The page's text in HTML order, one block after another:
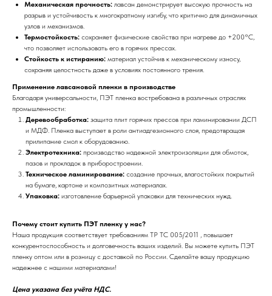
Механическая прочность: лавсан демонстрирует высокую прочность на
разрыв и устойчивость к многократному изгибу, что критично для динамичных
узлов и механизмов.
Термостойкость: сохраняет физические свойства при нагреве до +200°C,
что позволяет использовать его в горячих прессах.
Стойкость к истиранию: материал устойчив к механическому износу,
сохраняя целостность даже в условиях постоянного трения.
Применение лавсановой пленки в производстве
Благодаря универсальности, ПЭТ пленка востребована в различных отраслях
промышленности:
Деревообработка: защита плит горячих прессов при ламинировании ДСП
и МДФ. Пленка выступает в роли антиадгезионного слоя, предотвращая
прилипание смол к оборудованию.
Электротехника: производство надежной электроизоляции для обмоток,
пазов и прокладок в приборостроении.
Техническое ламинирование: создание прочных, влагостойких покрытий
на бумаге, картоне и композитных материалах.
Упаковка: изготовление барьерной упаковки для технических нужд.
Почему стоит купить ПЭТ пленку у нас?
Наша продукция соответствует требованиям ТР ТС 005/2011 , повышает
конкурентоспособность и долговечность ваших изделий. Вы можете купить ПЭТ
пленку оптом или в розницу с доставкой по России. Сделайте вашу продукцию
надежнее с нашими материалами!
Цена указана без учёта НДС.